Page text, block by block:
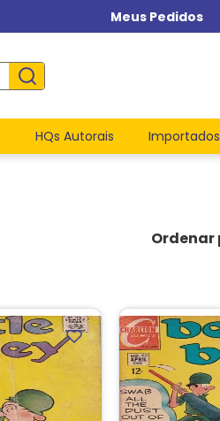
Meus Pedidos
HQs Autorais Importados